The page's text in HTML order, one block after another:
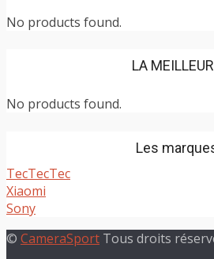
No products found.
LA
No products found.
Les
TecTecTec
Xiaomi
Sony
© CameraSport Tous droits